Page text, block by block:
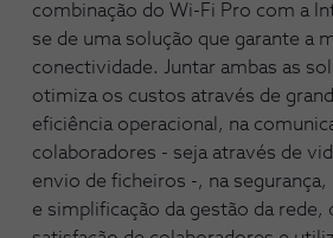
combinação do Wi-Fi Pro com a
se de uma solução que garante a
conectividade. Juntar ambas as
otimiza os custos através de
eficiência operacional, na
colaboradores - seja através de
envio de ficheiros -, na segurança,
e simplificação da gestão da rede,